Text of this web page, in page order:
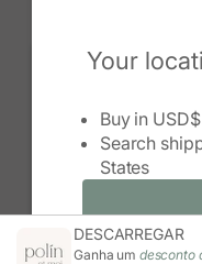
Your
Buy in USD$
Search
States
Change
DESCARREGAR
Ganha um desconto